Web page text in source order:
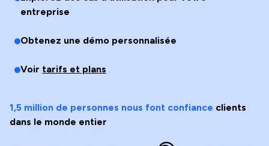
entreprise
Obtenez une démo personnalisée
Voir tarifs et plans
1,5 million de personnes nous font confiance clients
dans le monde entier